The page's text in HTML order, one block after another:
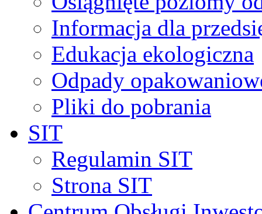
Informacja dla
Edukacja ekologiczna
Odpady
Pliki do pobrania
SIT
Regulamin SIT
Strona SIT